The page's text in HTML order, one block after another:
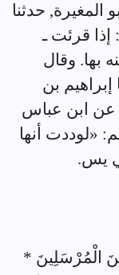
المغيرة, حدثنا
قرئت ـ
بها. وقال
بن
عن ابن عباس
«لوددت أنها
يس.
الْمُرْسَلِينَ *